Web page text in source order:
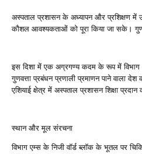
अस्‍पताल प्रशासन के अध्‍यापन और प्रशिक्षण में
कौशल आवश्‍यकताओं को पूरा किया जा सके।
इस दिशा में एक अग्रगण्‍य कदम के रूप में
गुणवत्ता प्रबंधन प्रणाली प्रमाणन पाने वाला
एशियाई क्षेत्र में अस्‍पताल प्रशासन शिक्षा
स्‍थान और मूल संरचना
विभाग एम्‍स के निजी वॉर्ड ब्‍लॉक के भूतल पर